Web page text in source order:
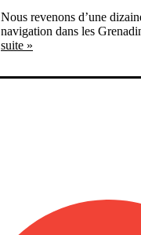
Nous revenons d’une
navigation dans les
suite »